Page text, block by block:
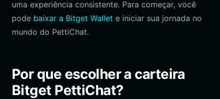
uma experiência consistente. Para começar, você
pode baixar a Bitget Wallet e iniciar sua jornada no
mundo do PettiChat.
Por que escolher a carteira
Bitget PettiChat?